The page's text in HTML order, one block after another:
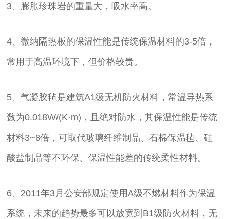
3、膨胀珍珠岩的重量大，吸水率高。
4、微纳隔热板的保温性能是传统保温材料的3-5倍，
常用于高温环境下，但价格较贵。
5、气凝胶毡是建筑A1级无机防火材料，常温导热系
数为0.018W/(K·m)，且绝对防水，其保温性能是传统
材料3~8倍，可取代玻璃纤维制品、石棉保温毡、硅
酸盐制品等不环保、保温性能差的传统柔性材料。
6、2011年3月公安部规定使用A级不燃材料作为保温
系统，未来的趋势最多可以放宽到B1级防火材料，无